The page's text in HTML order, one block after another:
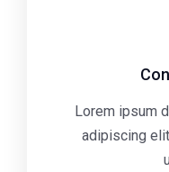
Lorem ipsum
adipiscing